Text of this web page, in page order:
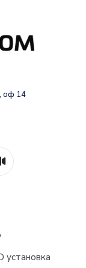
оф 14
установка